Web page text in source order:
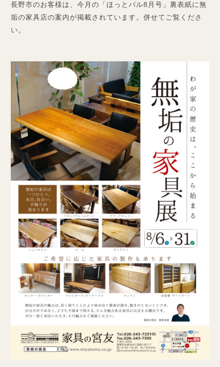
長野市のお客様は、今月の「ほっとパル8月号」裏表紙に無
垢の家具店の案内が掲載されています。併せてご覧くださ
い。